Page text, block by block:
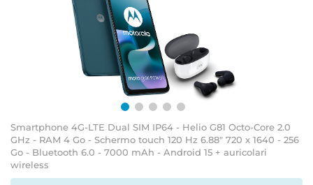
Smartphone 4G-LTE Dual SIM IP64 - Helio G81 Octo-Core 2.0
GHz - RAM 4 Go - Schermo touch 120 Hz 6.88" 720 x 1640 - 256
Go - Bluetooth 6.0 - 7000 mAh - Android 15 + auricolari
wireless